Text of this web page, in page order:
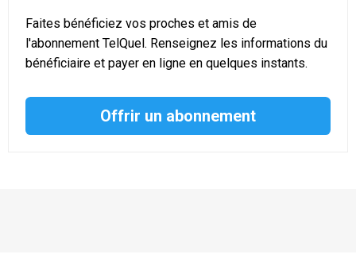
Faites bénéficiez vos proches et amis de
l'abonnement TelQuel. Renseignez les informations du
bénéficiaire et payer en ligne en quelques instants.
Offrir un abonnement